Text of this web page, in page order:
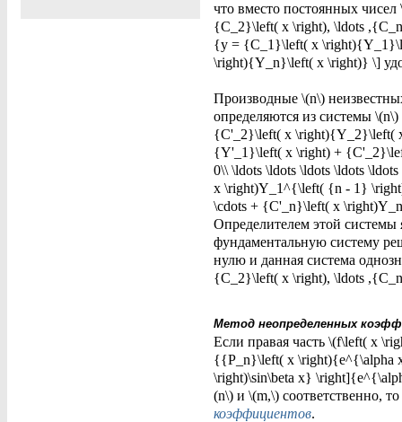
что вместо постоянных
{C_2}\left( x \right), \ldots
{y = {C_1}\left( x
\right){Y_n}\left( x \right)} \]
Производные \(n\)
определяются из системы
{C'_2}\left( x \right){Y_2}\left(
{Y'_1}\left( x \right) +
0\\ \ldots \ldots \ldots \ldots
x \right)Y_1^{\left( {n - 1}
\cdots + {C'_n}\left( x
Определителем этой системы
фундаментальную систему
нулю и данная система
{C_2}\left( x \right), \ldots
Метод неопределенных
Если правая часть \(f\left( x
{{P_n}\left( x \right){e^{\alpha
\right)\sin\beta x}
(n\) и \(m,\) соответственно,
коэффициентов.